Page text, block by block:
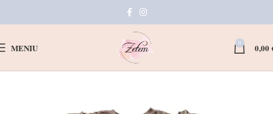
MENIU 0 0,00